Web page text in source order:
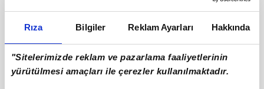
Rıza Bilgiler Reklam Ayarları Hakkında
"Sitelerimizde reklam ve pazarlama faaliyetlerinin
yürütülmesi amaçları ile çerezler kullanılmaktadır.
Derslerinde oldukça başarılı ve örnek bir
öğrenci olmasına rağmen Özcan, vaktinin bir
çoğunu müzik ve spora ayırmayı tercih etti.